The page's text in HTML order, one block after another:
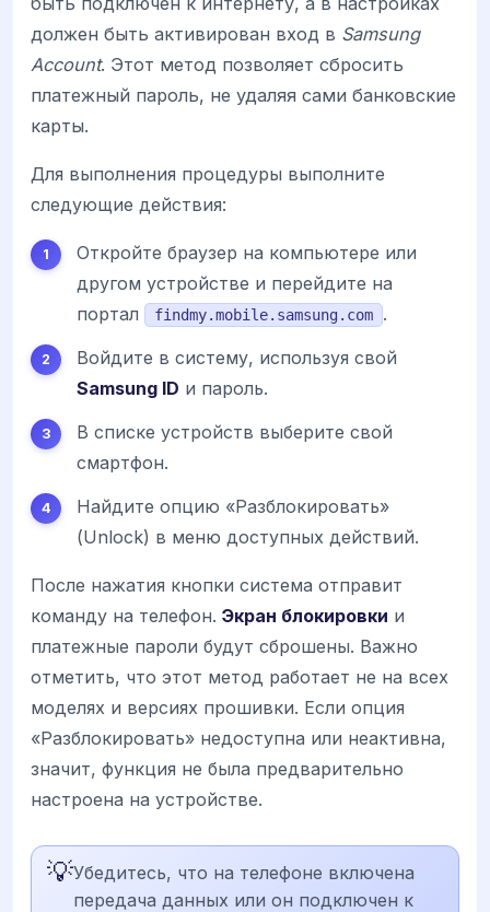
должен быть активирован вход в Samsung
Account. Этот метод позволяет сбросить
платежный пароль, не удаляя сами банковские
карты.
Для выполнения процедуры выполните
следующие действия:
Откройте браузер на компьютере или
другом устройстве и перейдите на
портал
findmy.mobile.samsung.com
.
Войдите в систему, используя свой
Samsung ID и пароль.
В списке устройств выберите свой
смартфон.
Найдите опцию «Разблокировать»
(Unlock) в меню доступных действий.
После нажатия кнопки система отправит
команду на телефон. Экран блокировки и
платежные пароли будут сброшены. Важно
отметить, что этот метод работает не на всех
моделях и версиях прошивки. Если опция
«Разблокировать» недоступна или неактивна,
значит, функция не была предварительно
настроена на устройстве.
💡Убедитесь, что на телефоне включена
передача данных или он подключен к